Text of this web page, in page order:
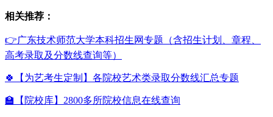
相关推荐：
👉广东技术师范大学本科招生网专题（含招生计划、章程、
高考录取及分数线查询等）
🍀【为艺考生定制】各院校艺术类录取分数线汇总专题
🏫【院校库】2800多所院校信息在线查询